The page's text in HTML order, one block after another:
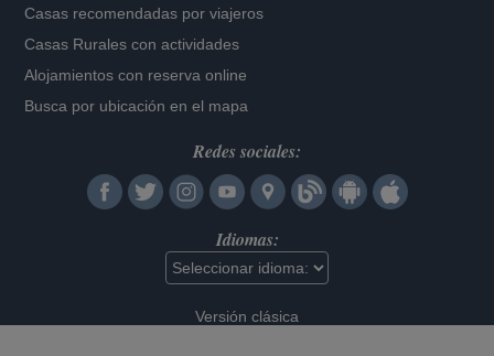
Casas recomendadas por viajeros
Casas Rurales con actividades
Alojamientos con reserva online
Busca por ubicación en el mapa
Redes sociales:
Idiomas:
Versión clásica